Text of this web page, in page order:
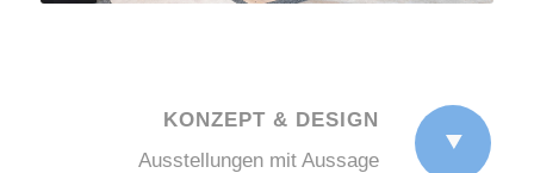
KONZEPT & DESIGN
Ausstellungen mit Aussage